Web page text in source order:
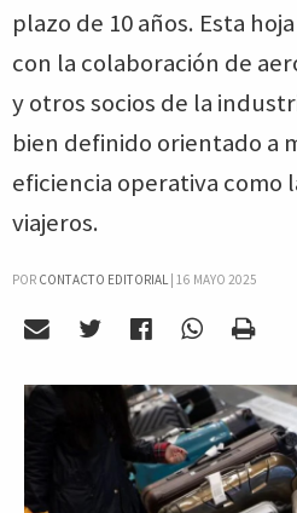
plazo de 10 años. Esta
con la colaboración de
y otros socios de la
bien definido orientado a
eficiencia operativa como
viajeros.
POR CONTACTO EDITORIAL| 16 MAYO 2025